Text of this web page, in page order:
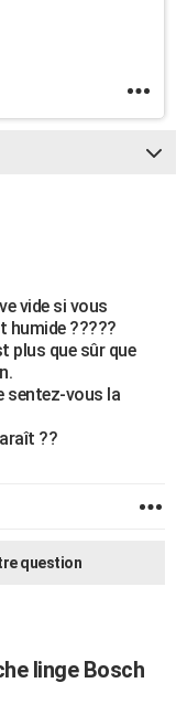
vide si vous
humide ?????
plus que sûr que
sentez-vous la
??
question
linge Bosch